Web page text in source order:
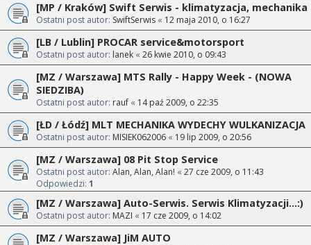
[MP / Kraków] Swift Serwis - klimatyzacja, mechanika
Ostatni post autor: SwiftSerwis « 12 maja 2010, o 16:27
[LB / Lublin] PROCAR service&motorsport
Ostatni post autor: lanek « 26 kwie 2010, o 09:43
[MZ / Warszawa] MTS Rally - Happy Week - (NOWA
SIEDZIBA)
Ostatni post autor: rauf « 14 paź 2009, o 22:35
[ŁD / Łódź] MLT MECHANIKA WYDECHY WULKANIZACJA
Ostatni post autor: MISIEK062006 « 19 lip 2009, o 20:56
[MZ / Warszawa] 08 Pit Stop Service
Ostatni post autor: Alan, Alan, Alan! « 27 cze 2009, o 11:43
Odpowiedzi: 1
[MZ / Warszawa] Auto-Serwis. Serwis Klimatyzacji...:)
Ostatni post autor: MAZI « 17 cze 2009, o 14:02
[MZ / Warszawa] JiM AUTO